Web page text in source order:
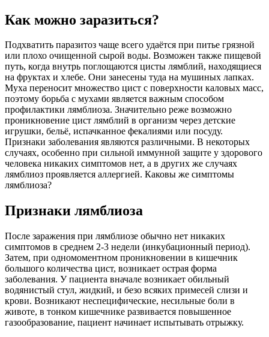
Как можно заразиться?
Подхватить паразитоз чаще всего удаётся при питье грязной
или плохо очищенной сырой воды. Возможен также пищевой
путь, когда внутрь поглощаются цисты лямблий, находящиеся
на фруктах и хлебе. Они занесены туда на мушиных лапках.
Муха переносит множество цист с поверхности каловых масс,
поэтому борьба с мухами является важным способом
профилактики лямблиоза. Значительно реже возможно
проникновение цист лямблий в организм через детские
игрушки, бельё, испачканное фекалиями или посуду.
Признаки заболевания являются различными. В некоторых
случаях, особенно при сильной иммунной защите у здорового
человека никаких симптомов нет, а в других же случаях
лямблиоз проявляется аллергией. Каковы же симптомы
лямблиоза?
Признаки лямблиоза
После заражения при лямблиозе обычно нет никаких
симптомов в среднем 2-3 недели (инкубационный период).
Затем, при одномоментном проникновении в кишечник
большого количества цист, возникает острая форма
заболевания. У пациента вначале возникает обильный
водянистый стул, жидкий, и безо всяких примесей слизи и
крови. Возникают неспецифические, несильные боли в
животе, в тонком кишечнике развивается повышенное
газообразование, пациент начинает испытывать отрыжку.